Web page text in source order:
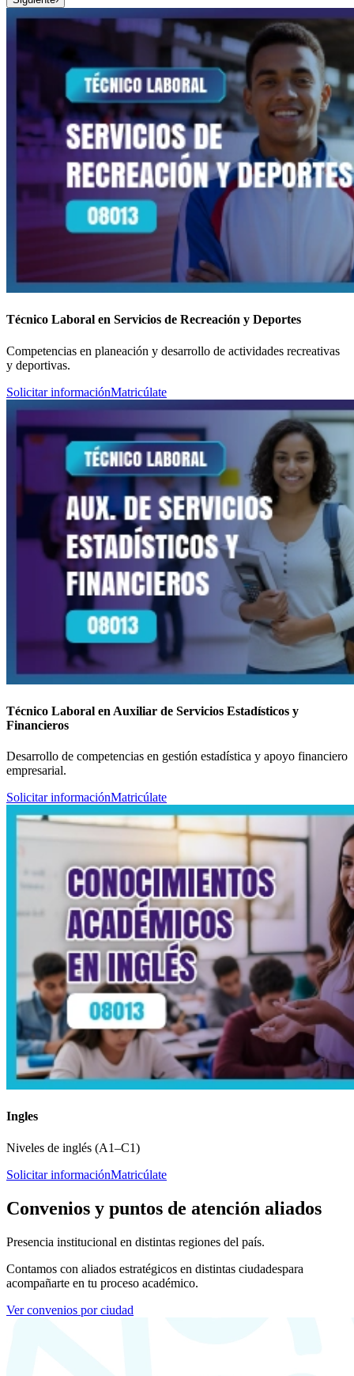
Técnico Laboral en Servicios de Recreación y Deportes
Competencias en planeación y desarrollo de actividades recreativas
y deportivas.
Solicitar informaciónMatricúlate
Técnico Laboral en Auxiliar de Servicios Estadísticos y
Financieros
Desarrollo de competencias en gestión estadística y apoyo financiero
empresarial.
Solicitar informaciónMatricúlate
Ingles
Niveles de inglés (A1–C1)
Solicitar informaciónMatricúlate
Convenios y puntos de atención aliados
Presencia institucional en distintas regiones del país.
Contamos con aliados estratégicos en distintas ciudadespara
acompañarte en tu proceso académico.
Ver convenios por ciudad